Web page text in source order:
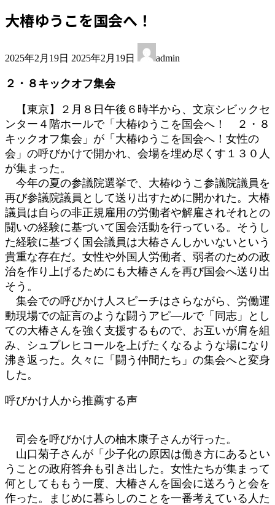
大椿ゆうこを国会へ！
2025年2月19日 終
新
時
:
2025年2月19日 admin
２・８キックオフ集会
【東京】２月８日午後６時半から、文京シビックセ
ンター４階ホールで「大椿ゆうこを国会へ！ ２・８
キックオフ集会」が「大椿ゆうこを国会へ！女性の
会」の呼びかけで開かれ、会場を埋め尽くす１３０人
が集まった。
今年の夏の参議院選挙で、大椿ゆうこ参議院議員を
再び参議院議員として送り出すために開かれた。大椿
議員は自らの非正規雇用の労働者や解雇されそれとの
闘いの経験に基づいて国会活動を行っている。そうし
た経験に基づく国会議員は大椿さんしかいないという
貴重な存在だ。女性や外国人労働者、弱者のための政
治を作り上げるためにも大椿さんを再び国会へ送り出
そう。
集会での呼びかけ人スピーチはさらながら、労働運
動現場での証言のような闘うアピ―ルで「同志」とし
ての大椿さんを強く支援するもので、お互いが肩を組
み、シュプレヒコールを上げたくなるような場になり
沸き返った。久々に「闘う仲間たち」の集会へと変身
した。
呼びかけ人から推薦する声
司会を呼びかけ人の柚木康子さんが行った。
山口菊子さんが「少子化の原因は働き方にあるとい
うことの政府答弁も引き出した。女性たちが集まって
何としてももう一度、大椿さんを国会に送ろうと会を
作った。まじめに暮らしのことを一番考えている人た